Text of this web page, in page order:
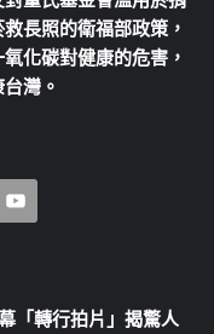
長照的衛福部政策，
化碳對健康的危害，
灣。
「轉行拍片」揭驚人